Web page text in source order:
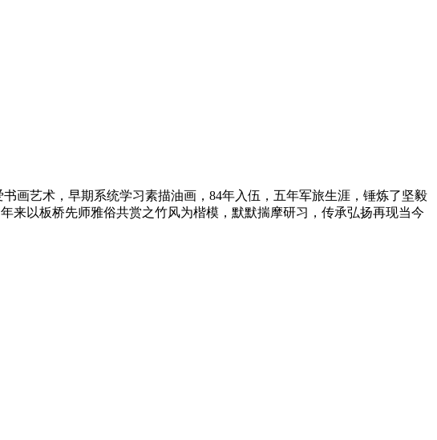
画艺术，早期系统学习素描油画，84年入伍，五年军旅生涯，锤炼了坚毅
来以板桥先师雅俗共赏之竹风为楷模，默默揣摩研习，传承弘扬再现当今